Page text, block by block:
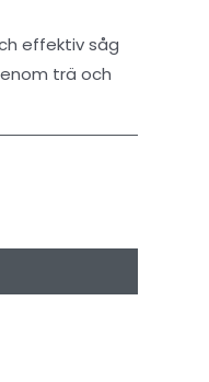
effektiv såg
trä och